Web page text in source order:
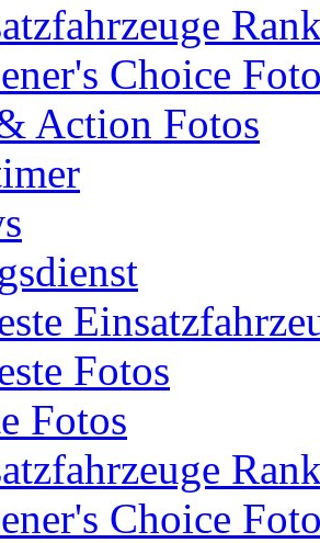
Choice
Action Fotos
Fotos
Fotos
Choice